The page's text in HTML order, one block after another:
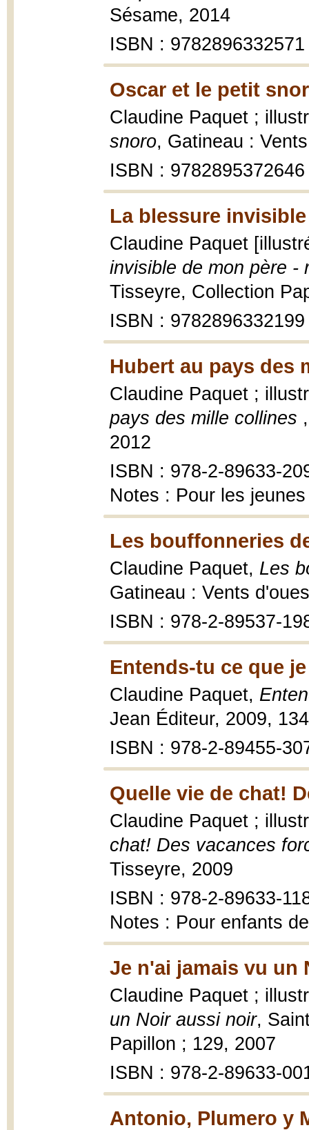
Sésame, 2014
ISBN : 9782896332571
Oscar et le petit
Claudine Paquet ;
snoro, Gatineau :
ISBN : 9782895372646
La blessure
Claudine Paquet
invisible de mon père -
Tisseyre, Collection
ISBN : 9782896332199
Hubert au pays des
Claudine Paquet ;
pays des mille collines
2012
ISBN : 978-2-89633-
Notes : Pour les
Les bouffonneries
Claudine Paquet, Les
Gatineau : Vents
ISBN : 978-2-89537-
Entends-tu ce que
Claudine Paquet,
Jean Éditeur, 2009,
ISBN : 978-2-89455-
Quelle vie de chat!
Claudine Paquet ;
chat! Des vacances
Tisseyre, 2009
ISBN : 978-2-89633-
Notes : Pour enfants
Je n'ai jamais vu un
Claudine Paquet ;
un Noir aussi noir,
Papillon ; 129, 2007
ISBN : 978-2-89633-
Antonio, Plumero y